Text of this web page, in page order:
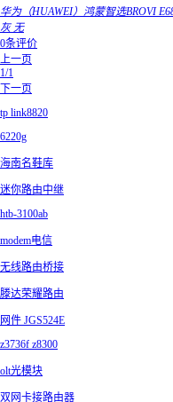
华为（HUAWEI）鸿蒙智选BROVI
灰 无
0条评价
上一页
1/1
下一页
tp link8820
6220g
海南名鞋库
迷你路由中继
htb-3100ab
modem电信
无线路由桥接
滕达荣耀路由
网件 JGS524E
z3736f z8300
olt光模块
双网卡接路由器